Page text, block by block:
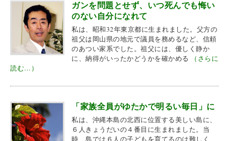
ガンを問題とせず、いつ死んでも悔い
のない自分になれて
私は、昭和32年東京都に生まれました。父方の
祖父は岡山県の地元で議員を務めるなど、信頼
のあつい家系でした。祖父には、優しく静か
に、納得がいったかどうかを確かめる
（さらに
読む…）
「家族全員がゆたかで明るい毎日」に
私は、沖縄本島の北西に位置する美しい島に、
６人きょうだいの４番目に生まれました。当
時、島では６人の子どもを育てるのは難しく、